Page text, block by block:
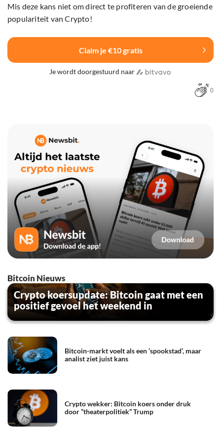
Mis deze kans niet om direct te profiteren van de groeiende
populariteit van Crypto!
Claim je €10 gratis
Je wordt doorgestuurd naar
0
Bitcoin Nieuws
Crypto koersupdate: Bitcoin gaat met een
positief gevoel het weekend in
Bitcoin-markt voelt als een ‘spookstad’, maar
analist ziet juist kans
Crypto wekker: Bitcoin koers onder druk
door “theaterpolitiek” Trump